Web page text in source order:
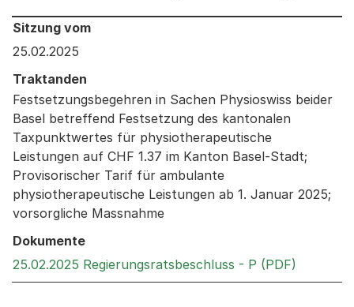
Behandelt an den folgenden Sitzungen: Informationen
Sitzung vom
25.02.2025
Traktanden
Festsetzungsbegehren in Sachen Physioswiss beider
Basel betreffend Festsetzung des kantonalen
Taxpunktwertes für physiotherapeutische
Leistungen auf CHF 1.37 im Kanton Basel-Stadt;
Provisorischer Tarif für ambulante
physiotherapeutische Leistungen ab 1. Januar 2025;
vorsorgliche Massnahme
Dokumente
25.02.2025 Regierungsratsbeschluss - P (PDF)